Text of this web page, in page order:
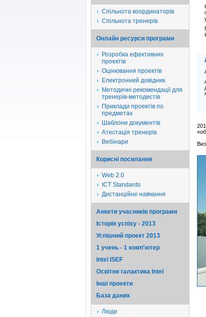
Спільнота координаторів
Спільнота тренерів
Онлайн ресурси програми
Розробка ефективних
проектів
Оцінювання проектів
Електронний довідник
Методичні рекомендації для
тренерів-методистів
Приклади проектів по
предметах
Шаблони документів
Атестація тренерів
Вебінари
Корисні посилання
Web 2.0
ICT Standards
Дистанційне навчання
Анкети учасників програми
Історія успіху - 2013
Успішний проект 2013
1 учень - 1 комп'ютер
Intel ISEF
Освітня галактика Intel
Iншi проекти
База даних
Люди